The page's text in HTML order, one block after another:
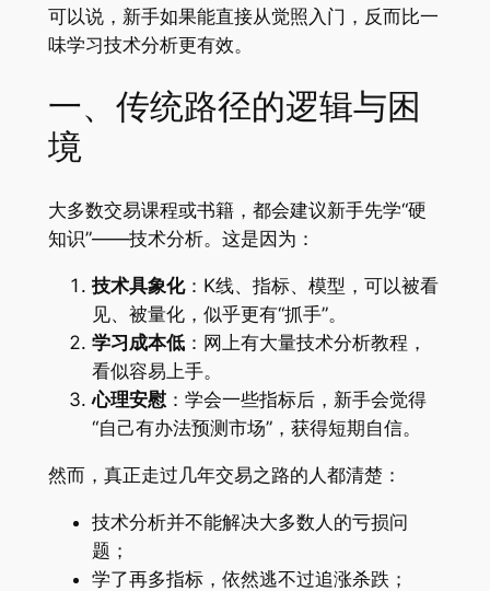
可以说，新手如果能直接从觉照入门，反而比一
味学习技术分析更有效。
一、传统路径的逻辑与困
境
大多数交易课程或书籍，都会建议新手先学“硬
知识”——技术分析。这是因为：
技术具象化：K线、指标、模型，可以被看
见、被量化，似乎更有“抓手”。
学习成本低：网上有大量技术分析教程，
看似容易上手。
心理安慰：学会一些指标后，新手会觉得
“自己有办法预测市场”，获得短期自信。
然而，真正走过几年交易之路的人都清楚：
技术分析并不能解决大多数人的亏损问
题；
学了再多指标，依然逃不过追涨杀跌；